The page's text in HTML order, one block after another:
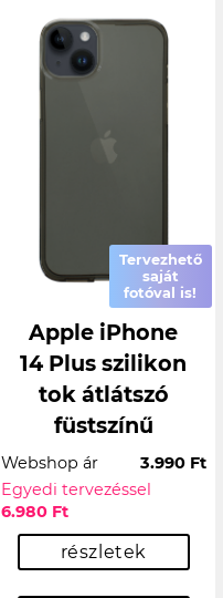
Tervezhető
saját
fotóval is!
Apple iPhone
14 Plus szilikon
tok átlátszó
füstszínű
Webshop ár
3.990 Ft
Egyedi tervezéssel
6.980 Ft
részletek